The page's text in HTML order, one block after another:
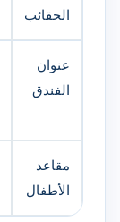
الحقائب
عنوان
الفندق
مقاعد
الأطفال